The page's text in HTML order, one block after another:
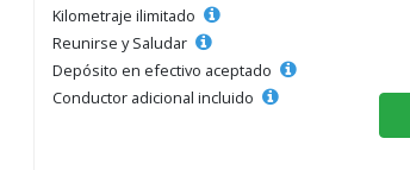
Kilometraje ilimitado
Reunirse y Saludar
Depósito en efectivo aceptado
Conductor adicional incluido